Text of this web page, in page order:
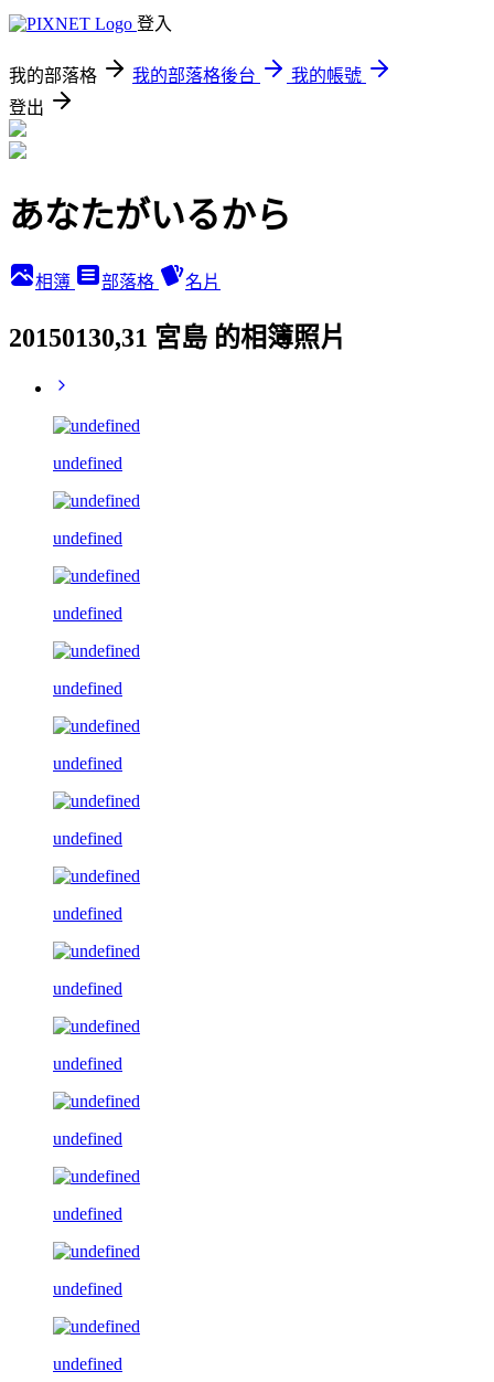
登入
我的部落格 我的部落格後台
我的帳號
登出
あなたがいるから
相簿 部落格 名片
20150130,31 宮島 的相簿照片
undefined
undefined
undefined
undefined
undefined
undefined
undefined
undefined
undefined
undefined
undefined
undefined
undefined